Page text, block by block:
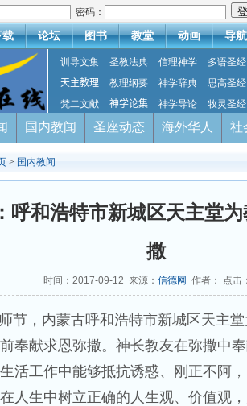
密码：
载 论坛 图书 教堂 动画 导航
训导文集 圣教法典 信理神学
多语圣经
天主教理
教理纲要 神学辞典
思高圣经
梵二文献
神学论集 神学导论 牧灵圣经
国内教闻 圣座动态 海外华人 社
> 国内教闻
呼和浩特市新城区天主堂
撒
时间：2017-09-12 来源： 信德网 作者： 点击
节，内蒙古呼和浩特市新城区天主
奉献求恩弥撒。神长教友在弥撒中
活工作中能够抵抗诱惑、刚正不阿
人生中树立正确的人生观、价值观